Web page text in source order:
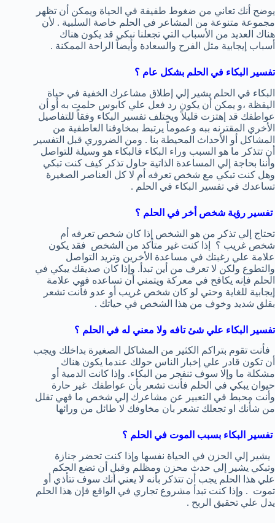
يوضح أنك تعاني من ضغوط طفيفة في الحياة ويمكن أن تظهر
مجموعة متنوعة من المشاعر في الحلم خاصة السلبية . لأن
هناك العديد من الأسباب التي تجعلنا نبكي قد يكون هناك
أسباب إيجابية مثل الفرح والسعادة وأيضاً الراحة الممكنة .
تفسير البكاء في الحلم بشكل عام ؟
البكاء في الحلم يشير إلي إطلاق مشاعرك الخفية في حياة
اليقظة ،و يمكن أن يكون رد فعل علي كابوس حلمت به أو أن
عواطفك قد إهتزت قليلاً ويختلف تفسير البكاء وفقاً للتفاصيل
الأخري المقترنه ببه وعموماً يرتبط بمخاوفنا العاطفية من
المشاكل أو الأحداث المحيطة بنا . ومن الضروري قبل التفسير
أن تتذكر ما هو السبب وراء البكاء فالبكاء هو وسيلة للتواصل
وأننا بحاجة إلي المساعدة الذاتية حاول تذكر كيف كنت تبكي
وهل كنت تبكي مع شخص تعرفه أم لا كل العناصر الصغيرة
تساعدك في تفسير البكاء في الحلم .
تفسير رؤية شخص أخر في الحلم ؟
تحتاج إلي تذكر من هو الشخص إذا كان شخص تعرفه أم
شخص غريب ؟ إذا كنت غير متأكد من الشخص فقد يكون
علامة علي رغبتك في مساعدة الأخرين وتريد التواصل
والتطوع ولكن لا تعرف من أين تبدأ. وإذا كان صديقك يبكي في
الحلم فإنه يكافح في معركة ويتمني أن تساعده فهي علامة
إيجابية للغاية وحتي لو كان شخص غريب أو عدو فأنت تشعر
بقلق شديد وخوف من هذا الشخص في حياتك .
تفسير البكاء علي شئ تافه ولا معني له في الحلم ؟
فأنت تقوم بتراكم الكثير من المشاكل الصغيرة بداخلك ويجب
أن تكون قادر علي إخبار الناس حولك عندما يكون هناك
مشكلة ما وإلا سوف تنفجر من البكاء. وإذا كانت الدمية أو
حيوان يبكي في الحلم فأنت تشعر بأن عواطفك غير حارة
وأنت محبط في التعبير عن مشاعرك إلي شخص ما فهي تقلل
من شأنك او تجعلك تشعر بان مخاوفك لا طائل من ورائها
تفسير البكاء بسبب الموت في الحلم ؟
يشير إلي الحزن في الحياة نفسها وإذا كنت تحضر جنازة
وتبكي يشير إلي حدث محزن ومظلم وقبل أن تضع الحكم
علي هذا الحلم يجب أن تتذكر بأنه لا يعني أنك سوف تتأذي أو
تموت . وإذا كنت تبدأ مشروع تجاري في الواقع فإن هذا الحلم
يدل علي تحقيق الربح .